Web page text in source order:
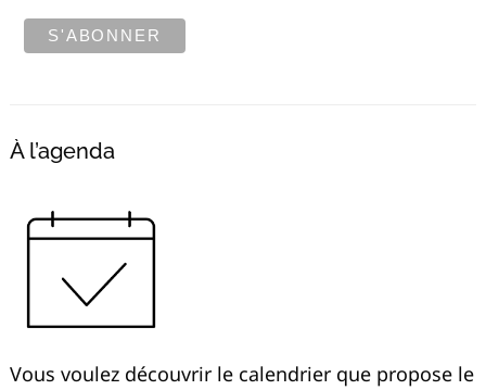
À l’agenda
Vous voulez découvrir le calendrier que propose le